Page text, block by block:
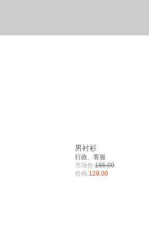
男衬衫
行政、客服
市场价:186.00
价格:128.00